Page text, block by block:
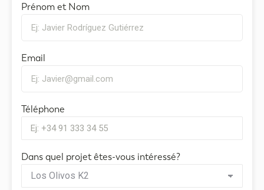
Prénom et Nom
Email
Téléphone
Dans quel projet êtes-vous intéressé?